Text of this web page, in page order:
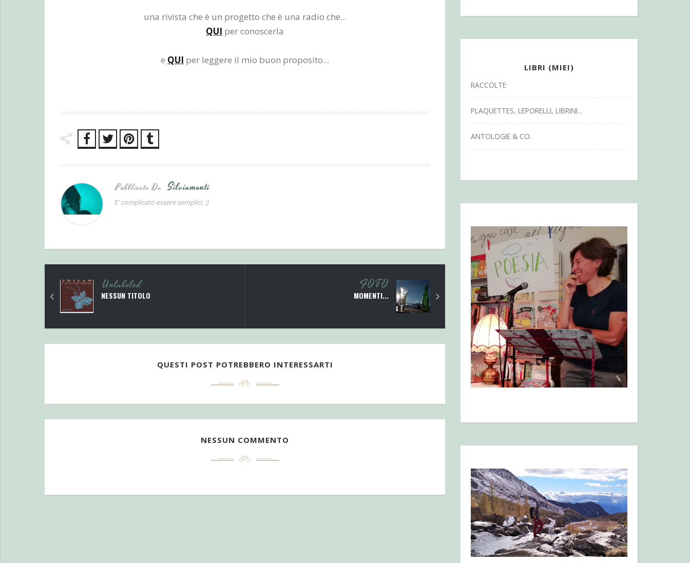
una rivista che è un progetto che è una radio che...
QUI per conoscerla
e QUI per leggere il mio buon proposito...
Pubblicato Da Silviamonti
E' complicato essere semplici. ;)
Unlabeled
NESSUN TITOLO
FOTO
MOMENTI...
QUESTI POST POTREBBERO INTERESSARTI
NESSUN COMMENTO
LIBRI (MIEI)
RACCOLTE
PLAQUETTES, LEPORELLI, LIBRINI...
ANTOLOGIE & CO.